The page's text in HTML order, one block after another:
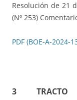
Resolución de 21
(Nº 253)
PDF (BOE-A-2024-
3 TRACTO